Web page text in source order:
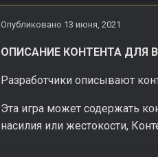
Опубликовано 13 июня, 2021
ОПИСАНИЕ КОНТЕНТА ДЛЯ
Разработчики описывают
Эта игра может содержать
насилия или жестокости,